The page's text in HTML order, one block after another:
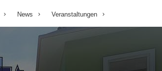
News Veranstaltungen